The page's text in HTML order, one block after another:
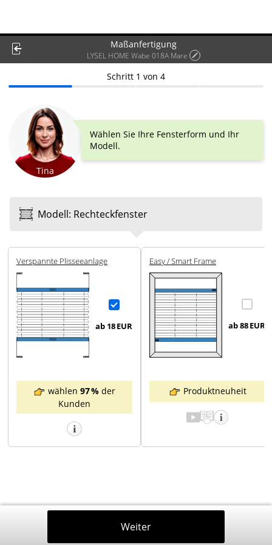
Maßanfertigung
LYSEL HOME Wabe 018A Mare
Schritt 1 von 4
Tina
Wählen Sie Ihre Fensterform und Ihr
Modell.
Modell: Rechteck­fenster
Ver­spannte Plissee­anlage
ab 18EUR
wählen 97 % der
Kunden
Easy / Smart Frame
ab 88EUR
Produktneuheit
Weiter